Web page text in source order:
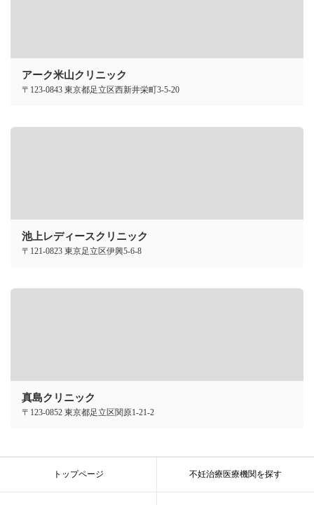
アーク米山クリニック
〒123-0843 東京都足立区西新井栄町3-5-20
池上レディースクリニック
〒121-0823 東京足立区伊興5-6-8
真島クリニック
〒123-0852 東京都足立区関原1-21-2
トップページ 不妊治療医療機関を探す